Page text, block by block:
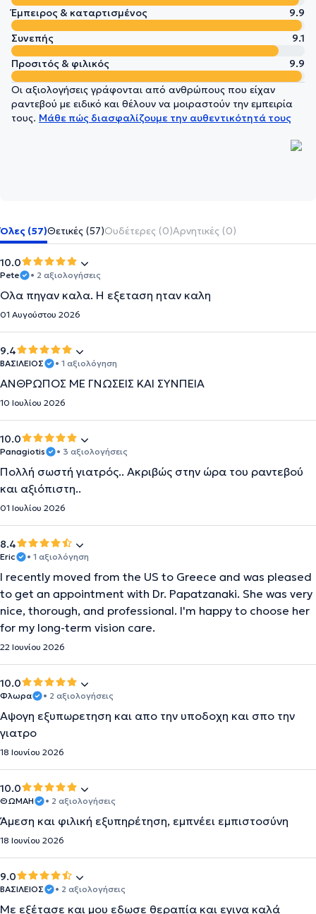
Έμπειρος & καταρτισμένος
9.9
Συνεπής
9.1
Προσιτός & φιλικός
9.9
Οι αξιολογήσεις γράφονται από ανθρώπους που είχαν
ραντεβού με ειδικό και θέλουν να μοιραστούν την εμπειρία
τους. Μάθε πώς διασφαλίζουμε την αυθεντικότητά τους
Όλες (57)Θετικές (57)Ουδέτερες (0)Αρνητικές (0)
10.0
Pete • 2 αξιολογήσεις
Ολα πηγαν καλα. Η εξεταση ηταν καλη
01 Αυγούστου 2026
9.4
ΒΑΣΙΛΕΙΟΣ • 1 αξιολόγηση
ΑΝΘΡΩΠΟΣ ΜΕ ΓΝΩΣΕΙΣ ΚΑΙ ΣΥΝΠΕΙΑ
10 Ιουλίου 2026
10.0
Panagiotis • 3 αξιολογήσεις
Πολλή σωστή γιατρός.. Ακριβώς στην ώρα του ραντεβού
και αξιόπιστη..
01 Ιουλίου 2026
8.4
Eric • 1 αξιολόγηση
I recently moved from the US to Greece and was pleased
to get an appointment with Dr. Papatzanaki. She was very
nice, thorough, and professional. I'm happy to choose her
for my long-term vision care.
22 Ιουνίου 2026
10.0
Φλωρα • 2 αξιολογήσεις
Αψογη εξυπωρετηση και απο την υποδοχη και σπο την
γιατρο
18 Ιουνίου 2026
10.0
ΘΩΜΑΗ • 2 αξιολογήσεις
Άμεση και φιλική εξυπηρέτηση, εμπνέει εμπιστοσύνη
18 Ιουνίου 2026
9.0
ΒΑΣΙΛΕΙΟΣ • 2 αξιολογήσεις
Με εξέτασε και μου εδωσε θεραπία και εγινα καλά